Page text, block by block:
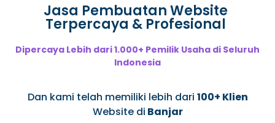
Jasa Pembuatan Website
Terpercaya & Profesional
Dipercaya Lebih dari 1.000+ Pemilik Usaha di Seluruh
Indonesia
Dan kami telah memiliki lebih dari 100+ Klien
Website di Banjar